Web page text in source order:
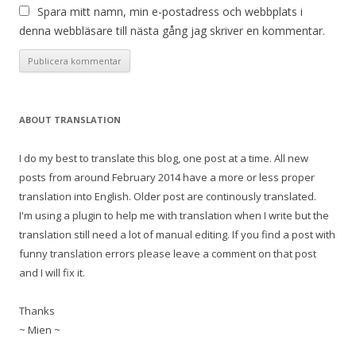
Spara mitt namn, min e-postadress och webbplats i
denna webbläsare till nästa gång jag skriver en kommentar.
ABOUT TRANSLATION
I do my best to translate this blog, one post at a time. All new
posts from around February 2014 have a more or less proper
translation into English. Older post are continously translated.
I'm using a plugin to help me with translation when I write but the
translation still need a lot of manual editing. If you find a post with
funny translation errors please leave a comment on that post
and I will fix it.
Thanks
~ Mien ~